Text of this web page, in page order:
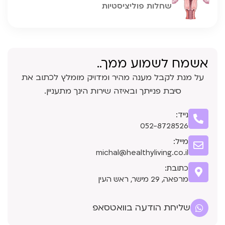
שחלות פוליציסטיות
אשמח לשמוע ממך..
על מנת לקבל מענה מהיר ומדויק מומלץ לכתוב את
סיבת פנייתך ובאיזה שירות הינך מתעניין.
נייד:
052-8728526
מייל:
michal@healthyliving.co.il
כתובת:
מרפאה, 29 מישר, ראש העין
שליחת הודעה בוואטסאפ